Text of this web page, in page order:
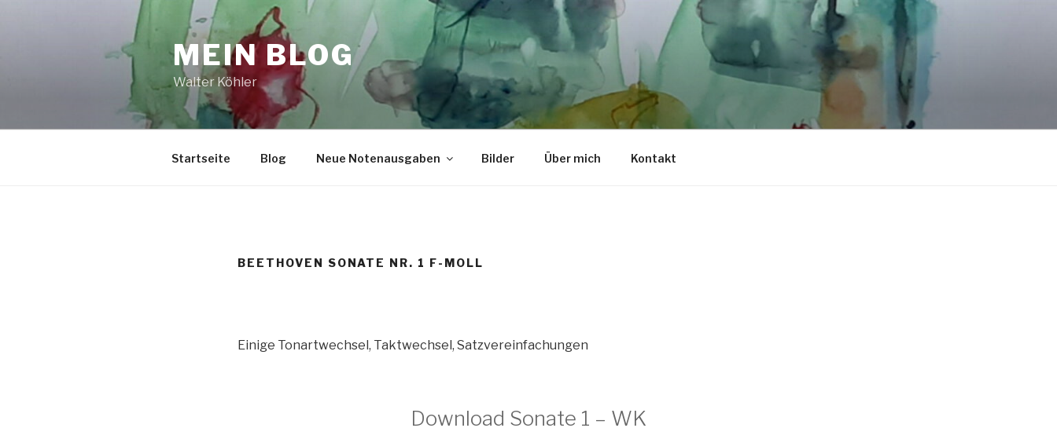
MEIN BLOG
Walter Köhler
Startseite Blog Neue Notenausgaben Bilder Über mich Kontakt
BEETHOVEN SONATE NR. 1 F-MOLL
Einige Tonartwechsel, Taktwechsel, Satzvereinfachungen
Download Sonate 1 – WK